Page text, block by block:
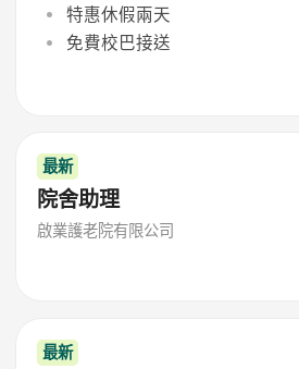
特惠休假兩天
免費校巴接送
最新
院舍助理
啟業護老院有限公司
最新